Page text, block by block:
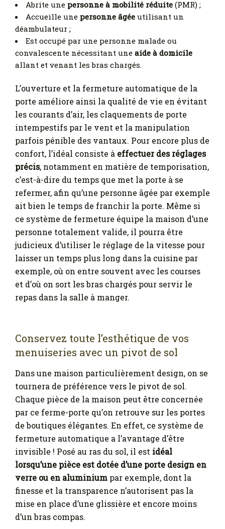
Abrite une personne à mobilité réduite (PMR) ;
Accueille une personne âgée utilisant un
déambulateur ;
Est occupé par une personne malade ou
convalescente nécessitant une aide à domicile
allant et venant les bras chargés.
L’ouverture et la fermeture automatique de la
porte améliore ainsi la qualité de vie en évitant
les courants d’air, les claquements de porte
intempestifs par le vent et la manipulation
parfois pénible des vantaux. Pour encore plus de
confort, l’idéal consiste à effectuer des réglages
précis, notamment en matière de temporisation,
c’est-à-dire du temps que met la porte à se
refermer, afin qu’une personne âgée par exemple
ait bien le temps de franchir la porte. Même si
ce système de fermeture équipe la maison d’une
personne totalement valide, il pourra être
judicieux d’utiliser le réglage de la vitesse pour
laisser un temps plus long dans la cuisine par
exemple, où on entre souvent avec les courses
et d’où on sort les bras chargés pour servir le
repas dans la salle à manger.
Conservez toute l’esthétique de vos
menuiseries avec un pivot de sol
Dans une maison particulièrement design, on se
tournera de préférence vers le pivot de sol.
Chaque pièce de la maison peut être concernée
par ce ferme-porte qu’on retrouve sur les portes
de boutiques élégantes. En effet, ce système de
fermeture automatique a l’avantage d’être
invisible ! Posé au ras du sol, il est idéal
lorsqu’une pièce est dotée d’une porte design en
verre ou en aluminium par exemple, dont la
finesse et la transparence n’autorisent pas la
mise en place d’une glissière et encore moins
d’un bras compas.